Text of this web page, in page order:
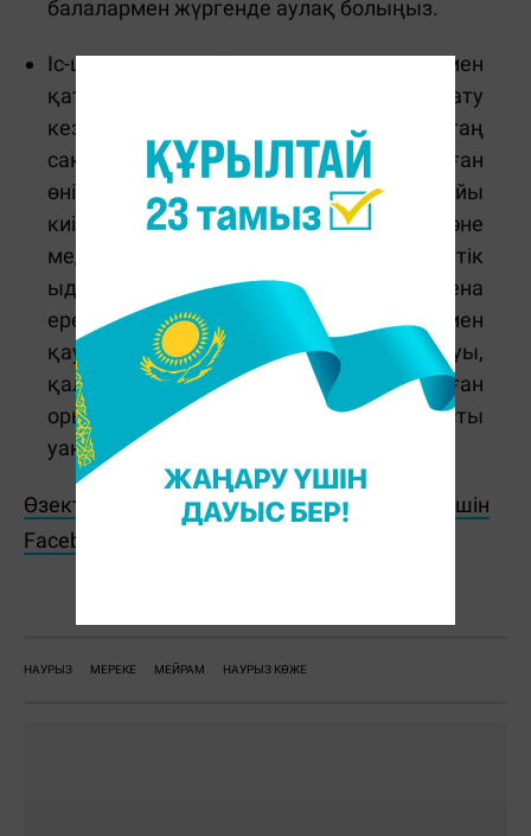
балалармен жүргенде аулақ болыңыз.
Іс-шараларды ұйымдастырушылар мен
қатысушыларға: тағамды дайындау, сату
кезінде санитария талаптарын қатаң
сақтау, үй жағдайында дайындалған
өнімді сатпау, қызметкерлерді арнайы
киіммен қамтамасыз ету және
медициналық тексерістен өткізу, бір реттік
ыдыстарды пайдалану, жеке гигиена
ережелерін сақтау, өнімнің сапасы мен
қауіпсіздігін растайтын құжаттар болуы,
қалдықтарды жинауға арналған
орындарды ұйымдастыру, қоқысты
уақтылы шығару қажет.
Өзекті жаңалықтарды өз уақытында оқу үшін
Facebook парақшамызға жазылыңыз!
НАУРЫЗ МЕРЕКЕ МЕЙРАМ НАУРЫЗ КӨЖЕ